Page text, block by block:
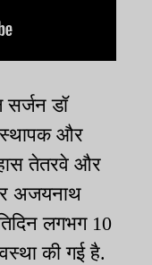
सर्जन डॉ
और
तेतरवे और
अजयनाथ
लगभग 10
की गई है.